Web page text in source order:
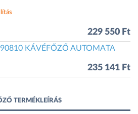
229 550 Ft
KÁVÉFŐZŐ AUTOMATA
235 141 Ft
TERMÉKLEÍRÁS